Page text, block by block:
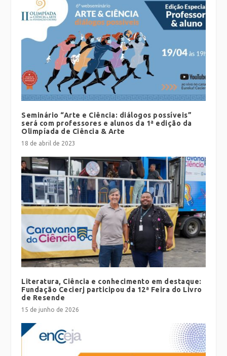
Seminário “Arte e Ciência: diálogos possíveis”
será com professores e alunos da 1ª edição da
Olimpíada de Ciência & Arte
18 de abril de 2023
Literatura, Ciência e conhecimento em destaque:
Fundação Cecierj participou da 12ª Feira do Livro
de Resende
15 de junho de 2026